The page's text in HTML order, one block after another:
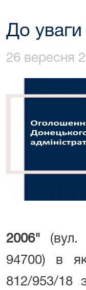
До
26 вересня
2006"
94700) в
812/953/18